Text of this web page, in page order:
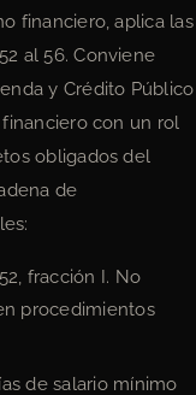
financiero, aplica las
al 56. Conviene
y Crédito Público
financiero con un rol
obligados del
de
fracción I. No
procedimientos
de salario mínimo